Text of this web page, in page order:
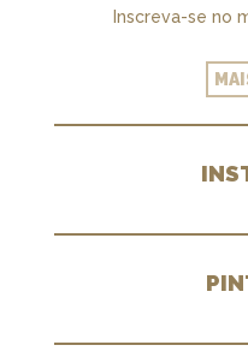
Inscreva-se no